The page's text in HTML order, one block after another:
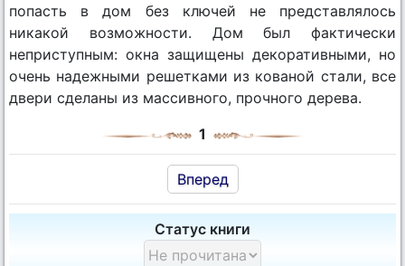
попасть в дом без ключей не представлялось
никакой возможности. Дом был фактически
неприступным: окна защищены декоративными, но
очень надежными решетками из кованой стали, все
двери сделаны из массивного, прочного дерева.
1
Вперед
Статус книги